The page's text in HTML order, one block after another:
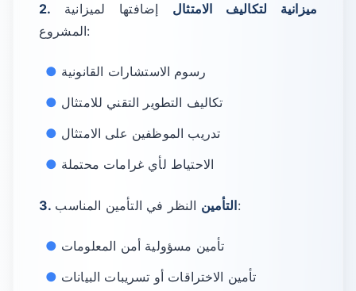
2. ميزانية لتكاليف الامتثال إضافتها لميزانية
المشروع:
رسوم الاستشارات القانونية
تكاليف التطوير التقني للامتثال
تدريب الموظفين على الامتثال
الاحتياط لأي غرامات محتملة
3. التأمينالنظر في التأمين المناسب:
تأمين مسؤولية أمن المعلومات
تأمين الاختراقات أو تسريبات البيانات